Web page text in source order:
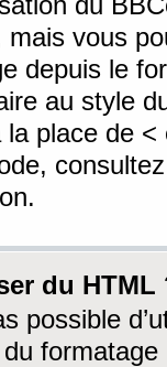
mais vous
depuis le
au style
place de <
du HTML
possible